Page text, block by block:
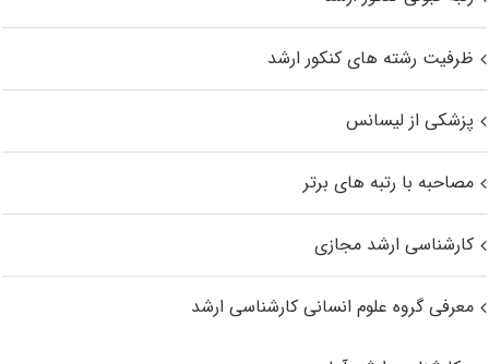
ظرفیت رشته های کنکور ارشد
پزشکی از لیسانس
مصاحبه با رتبه های برتر
کارشناسی ارشد مجازی
معرفی گروه علوم انسانی کارشناسی ارشد